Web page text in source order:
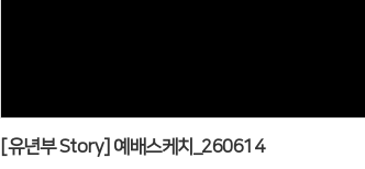
[유년부 Story] 예배스케치_260614